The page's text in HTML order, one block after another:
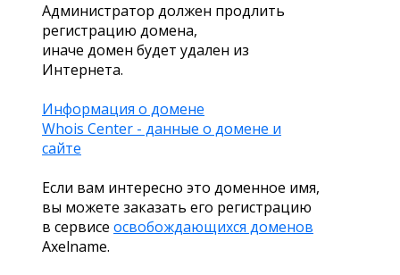
Администратор должен продлить
регистрацию домена,
иначе домен будет удален из
Интернета.
Информация о домене
Whois Center - данные о домене и
сайте
Если вам интересно это доменное имя,
вы можете заказать его регистрацию
в сервисе освобождающихся доменов
Axelname.